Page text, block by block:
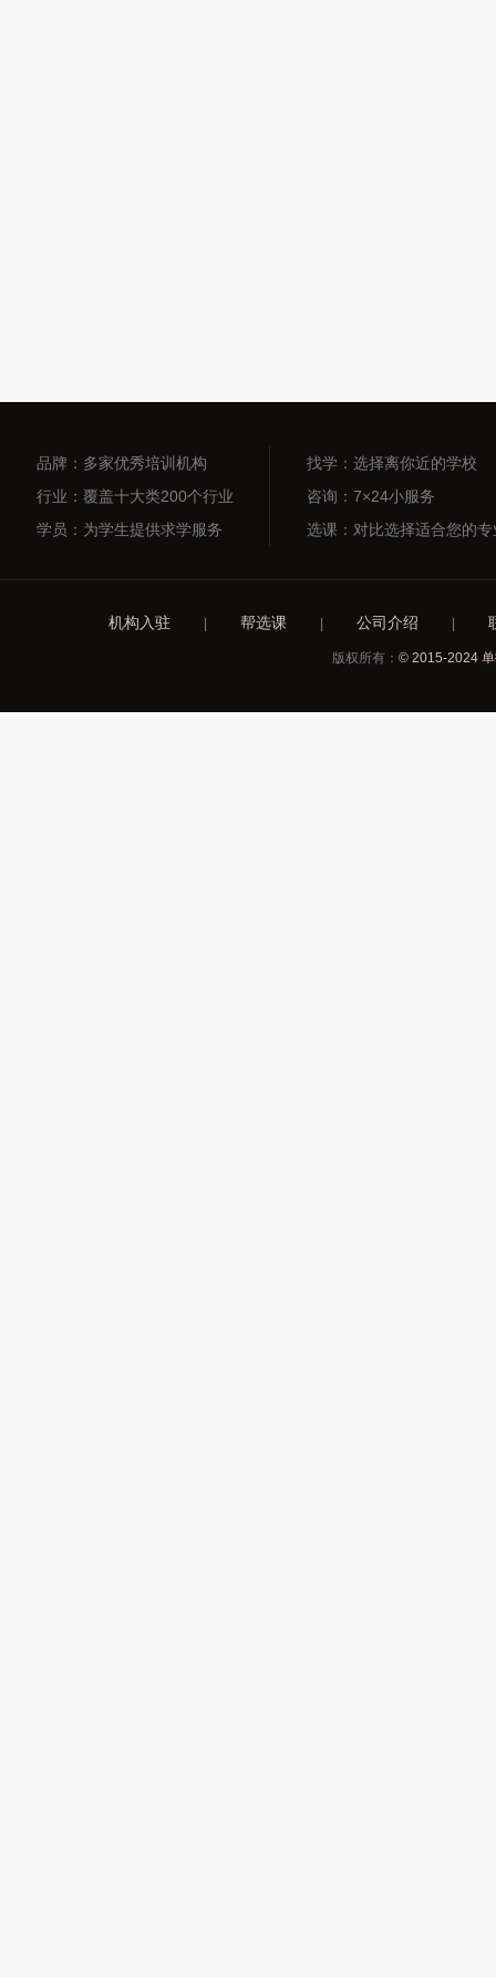
品牌：多家优秀培训机构
行业：覆盖十大类200个行业
学员：为学生提供求学服务
找学：选择离你近的学校
咨询：7×24小服务
选课：对比选择适合您的
机构入驻 帮选课 公司介绍
版权所有： © 2015-2024